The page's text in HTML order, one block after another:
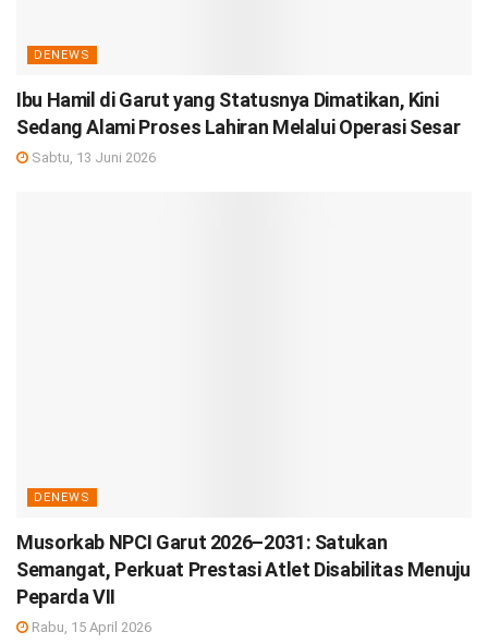
DENEWS
Ibu Hamil di Garut yang Statusnya Dimatikan, Kini
Sedang Alami Proses Lahiran Melalui Operasi Sesar
Sabtu, 13 Juni 2026
DENEWS
Musorkab NPCI Garut 2026–2031: Satukan
Semangat, Perkuat Prestasi Atlet Disabilitas Menuju
Peparda VII
Rabu, 15 April 2026